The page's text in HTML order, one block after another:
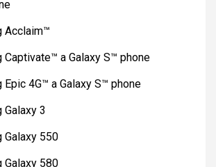
Acclaim™
Captivate™ a Galaxy S™ phone
Epic 4G™ a Galaxy S™ phone
Galaxy 3
Galaxy 550
Galaxy 580